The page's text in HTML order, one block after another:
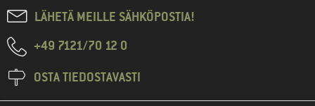
LÄHETÄ MEILLE SÄHKÖPOSTIA!
+49 7121/70 12 0
OSTA TIEDOSTAVASTI